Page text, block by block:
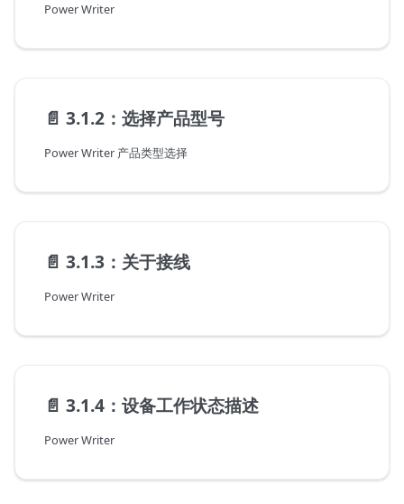
Power Writer
📄️ 3.1.2：选择产品型号
Power Writer 产品类型选择
📄️ 3.1.3：关于接线
Power Writer
📄️ 3.1.4：设备工作状态描述
Power Writer